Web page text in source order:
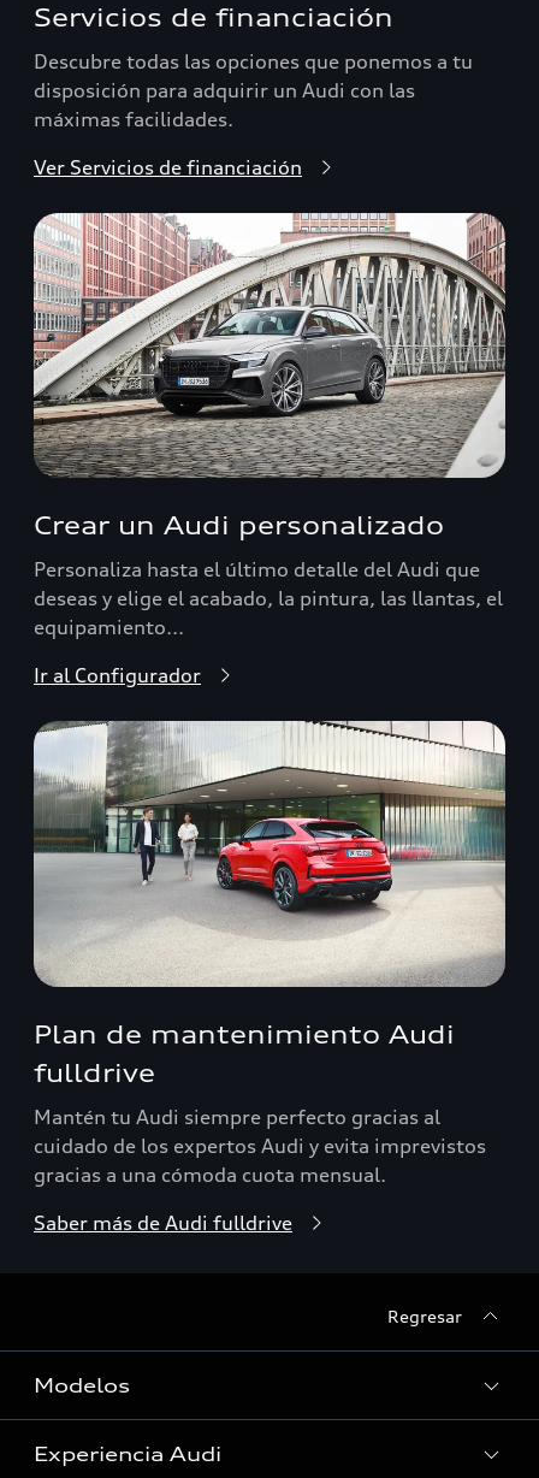
Servicios de financiación
Descubre todas las opciones que ponemos a tu
disposición para adquirir un Audi con las
máximas facilidades.
Ver Servicios de financiación
Crear un Audi personalizado
Personaliza hasta el último detalle del Audi que
deseas y elige el acabado, la pintura, las llantas, el
equipamiento...
Ir al Configurador
Plan de mantenimiento Audi
fulldrive
Mantén tu Audi siempre perfecto gracias al
cuidado de los expertos Audi y evita imprevistos
gracias a una cómoda cuota mensual.
Saber más de Audi fulldrive
Regresar
Modelos
Modelos
Experiencia Audi